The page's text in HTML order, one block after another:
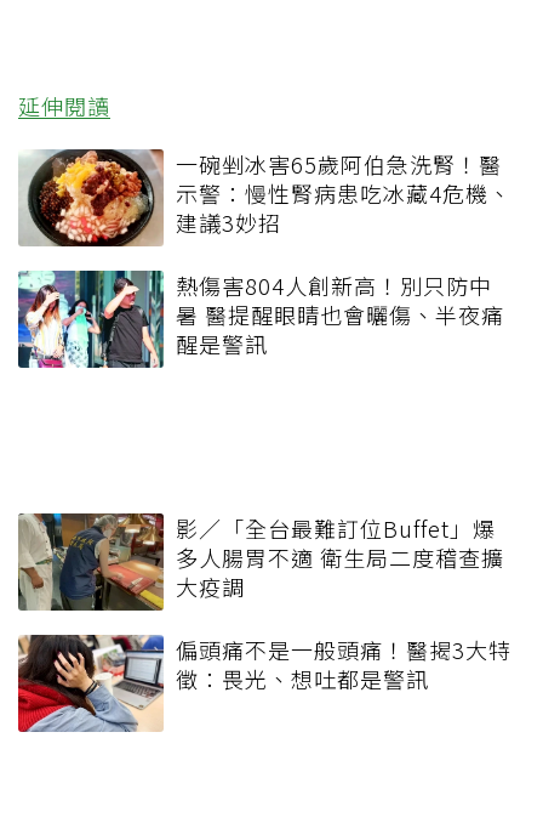
延伸閱讀
一碗剉冰害65歲阿伯急洗腎！醫
示警：慢性腎病患吃冰藏4危機、
建議3妙招
熱傷害804人創新高！別只防中
暑 醫提醒眼睛也會曬傷、半夜痛
醒是警訊
影／「全台最難訂位Buffet」爆
多人腸胃不適 衛生局二度稽查擴
大疫調
偏頭痛不是一般頭痛！醫揭3大特
徵：畏光、想吐都是警訊